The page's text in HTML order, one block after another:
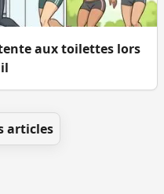
aux toilettes lors
articles